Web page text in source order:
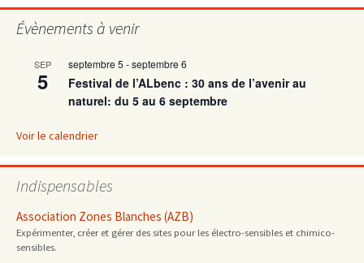
articles
Évènements à venir
SEP
5
septembre 5 -septembre 6
Festival de l’ALbenc : 30 ans de l’avenir au
naturel: du 5 au 6 septembre
Voir le calendrier
Indispensables
Association Zones Blanches (AZB)
Expérimenter, créer et gérer des sites pour les électro-sensibles et chimico-
sensibles.